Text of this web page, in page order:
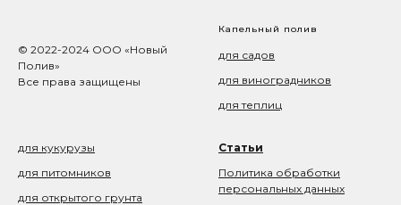
© 2022-2024 ООО «Новый
Полив»
Все права защищены
Капельный полив
для садов
для виноградников
для теплиц
для кукурузы
для питомников
для открытого грунта
Статьи
Политика обработки
персональных данных